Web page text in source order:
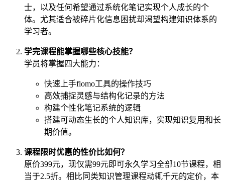
士，以及任何希望通过系统化笔记实现个人成长的个
体。尤其适合被碎片化信息困扰却渴望构建知识体系的
学习者。
学完课程能掌握哪些核心技能？
学员将掌握四大能力：
快速上手flomo工具的操作技巧
高效捕捉灵感与结构化记录的方法
构建个性化笔记系统的逻辑
搭建可动态生长的个人知识库，实现知识复用和长
期价值。
课程限时优惠的性价比如何？
原价399元，现仅需99元即可永久学习全部10节课程，相
当于2.5折。相比同类知识管理课程动辄千元的定价，本